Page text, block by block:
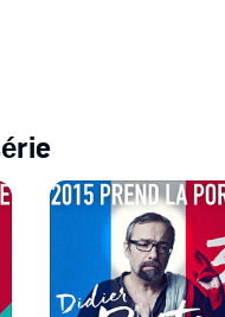
France et à l'étranger.
proposé en exclusivité
Porte.